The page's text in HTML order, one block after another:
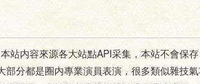
站内容來源各大站點API采集，本站不會保
分都是圈内專業演員表演，很多類似雜技